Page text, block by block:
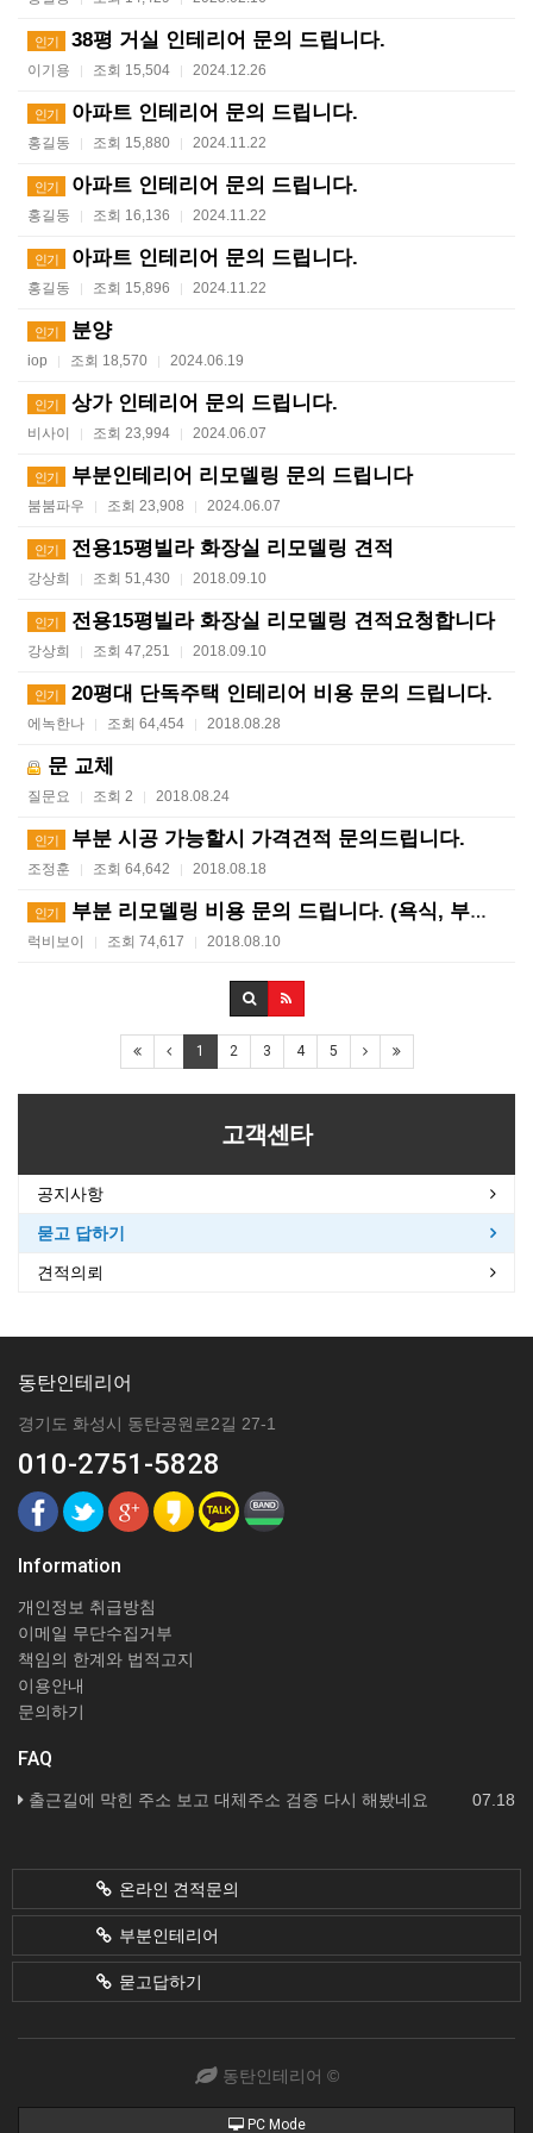
인기 38평 거실 인테리어 문의 드립니다.
이기용 | 조회 15,504 | 2024.12.26
인기 아파트 인테리어 문의 드립니다.
홍길동 | 조회 15,880 | 2024.11.22
인기 아파트 인테리어 문의 드립니다.
홍길동 | 조회 16,136 | 2024.11.22
인기 아파트 인테리어 문의 드립니다.
홍길동 | 조회 15,896 | 2024.11.22
인기 분양
iop | 조회 18,570 | 2024.06.19
인기 상가 인테리어 문의 드립니다.
비사이 | 조회 23,994 | 2024.06.07
인기 부분인테리어 리모델링 문의 드립니다
붐붐파우 | 조회 23,908 | 2024.06.07
인기 전용15평빌라 화장실 리모델링 견적
강상희 | 조회 51,430 | 2018.09.10
인기 전용15평빌라 화장실 리모델링 견적요청합니다
강상희 | 조회 47,251 | 2018.09.10
인기 20평대 단독주택 인테리어 비용 문의 드립니다.
에녹한나 | 조회 64,454 | 2018.08.28
문 교체
질문요 | 조회 2 | 2018.08.24
인기 부분 시공 가능할시 가격견적 문의드립니다.
조정훈 | 조회 64,642 | 2018.08.18
인기 부분 리모델링 비용 문의 드립니다. (욕식, 부엌, 방…
럭비보이 | 조회 74,617 | 2018.08.10
1 2 3 4 5
고객센타
공지사항
묻고 답하기
견적의뢰
동탄인테리어
경기도 화성시 동탄공원로2길 27-1
010-2751-5828
Information
개인정보 취급방침
이메일 무단수집거부
책임의 한계와 법적고지
이용안내
문의하기
FAQ
07.18
출근길에 막힌 주소 보고 대체주소 검증 다시 해봤네요
온라인 견적문의
부분인테리어
묻고답하기
동탄인테리어 ©
PC Mode